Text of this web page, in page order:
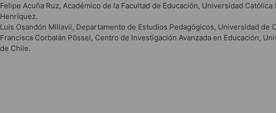
Felipe Acuña Ruz, Académico de la Facultad de Educación, Universidad Católica
Henríquez.
Luis Osandón Millavil, Departamento de Estudios Pedagógicos, Universidad de
Francisca Corbalán Pössel, Centro de Investigación Avanzada en Educación,
de Chile.